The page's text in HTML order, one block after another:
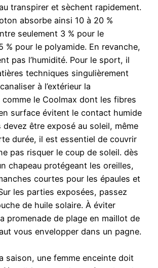
transpirer et sèchent rapidement.
absorbe ainsi 10 à 20 %
seulement 3 % pour le
% pour le polyamide. En revanche,
pas l’humidité. Pour le sport, il
techniques singulièrement
à l’extérieur la
le Coolmax dont les fibres
surface évitent le contact humide
devez être exposé au soleil, même
durée, il est essentiel de couvrir
pas risquer le coup de soleil. dès
chapeau protégeant les oreilles,
courtes pour les épaules et
les parties exposées, passez
de huile solaire. À éviter
promenade de plage en maillot de
vous envelopper dans un pagne.
saison, une femme enceinte doit